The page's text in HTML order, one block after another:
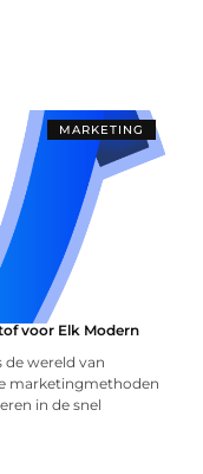
MARKETING
voor Elk Modern
de wereld van
marketingmethoden
in de snel